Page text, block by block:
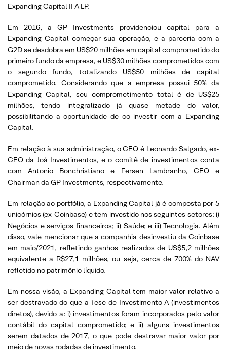
Expanding Capital II A LP.
Em 2016, a GP Investments providenciou capital para a
Expanding Capital começar sua operação, e a parceria com a
G2D se desdobra em US$20 milhões em capital comprometido do
primeiro fundo da empresa, e US$30 milhões comprometidos com
o segundo fundo, totalizando US$50 milhões de capital
comprometido. Considerando que a empresa possui 50% da
Expanding Capital, seu comprometimento total é de US$25
milhões, tendo integralizado já quase metade do valor,
possibilitando a oportunidade de co-investir com a Expanding
Capital.
Em relação à sua administração, o CEO é Leonardo Salgado, ex-
CEO da Joá Investimentos, e o comitê de investimentos conta
com Antonio Bonchristiano e Fersen Lambranho, CEO e
Chairman da GP Investments, respectivamente.
Em relação ao portfólio, a Expanding Capital já é composta por 5
unicórnios (ex-Coinbase) e tem investido nos seguintes setores: i)
Negócios e serviços financeiros; ii) Saúde; e iii) Tecnologia. Além
disso, vale mencionar que a companhia desinvestiu da Coinbase
em maio/2021, refletindo ganhos realizados de US$5,2 milhões
equivalente a R$27,1 milhões, ou seja, cerca de 700% do NAV
refletido no patrimônio líquido.
Em nossa visão, a Expanding Capital tem maior valor relativo a
ser destravado do que a Tese de Investimento A (investimentos
diretos), devido a: i) investimentos foram incorporados pelo valor
contábil do capital comprometido; e ii) alguns investimentos
serem datados de 2017, o que pode destravar maior valor por
meio de novas rodadas de investimento.